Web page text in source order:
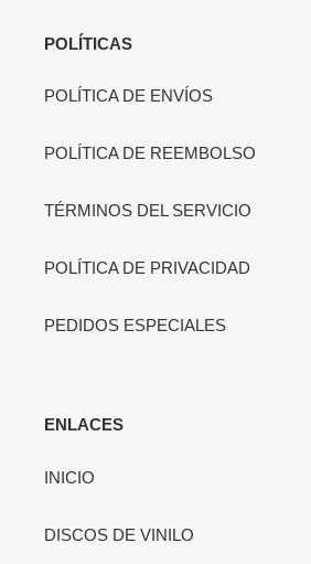
POLÍTICAS
POLÍTICA DE ENVÍOS
POLÍTICA DE REEMBOLSO
TÉRMINOS DEL SERVICIO
POLÍTICA DE PRIVACIDAD
PEDIDOS ESPECIALES
ENLACES
INICIO
DISCOS DE VINILO